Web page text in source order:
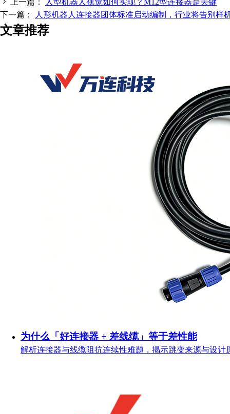
上一篇：
人型机器人视觉如何实现？M12型连接器是关键
下一篇：
人形机器人连接器团体标准启动编制，行业将告别样
文章推荐
为什么「好连接器 + 差线缆」等于差性能
解析连接器与线缆阻抗连续性难题，揭示跳变来源与设计